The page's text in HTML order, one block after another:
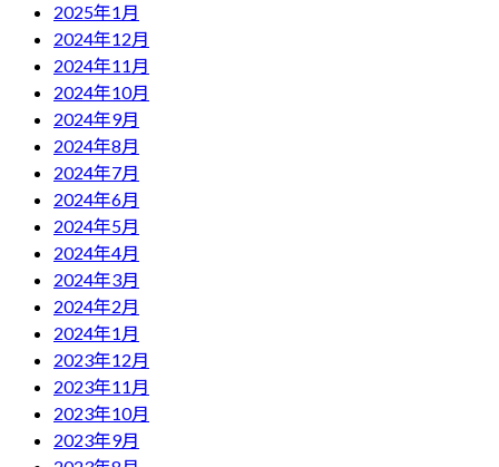
2025年1月
2024年12月
2024年11月
2024年10月
2024年9月
2024年8月
2024年7月
2024年6月
2024年5月
2024年4月
2024年3月
2024年2月
2024年1月
2023年12月
2023年11月
2023年10月
2023年9月